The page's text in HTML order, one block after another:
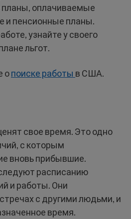
планы, оплачиваемые
и пенсионные планы.
узнайте у своего
льгот.
опоиске работы в США.
свое время. Это одно
с которым
вновь прибывшие.
расписанию
и работы. Они
с другими людьми, и
время.